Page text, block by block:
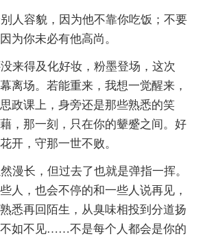
人容貌，因为他不靠你吃饭；不要
为你未必有他高尚。
来得及化好妆，粉墨登场，这次
离场。若能重来，我想一觉醒来，
政课上，身旁还是那些熟悉的笑
，那一刻，只在你的颦蹙之间。好
开，守那一世不败。
漫长，但过去了也就是弹指一挥。
人，也会不停的和一些人说再见，
悉再回陌生，从臭味相投到分道扬
如不见……不是每个人都会是你的